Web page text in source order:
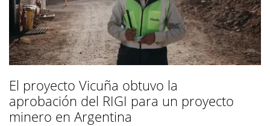
El proyecto Vicuña obtuvo la
aprobación del RIGI para un proyecto
minero en Argentina